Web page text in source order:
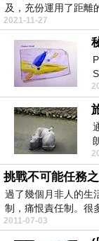
及，充份運用了距離
2021-11-27
挑戰不可能任務
過了幾個月非人的生
制，痛恨責任制。很
2011-07-03